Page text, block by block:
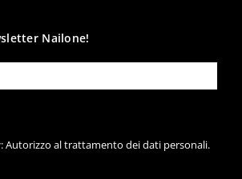
Nailone!
: Autorizzo al trattamento dei dati personali.